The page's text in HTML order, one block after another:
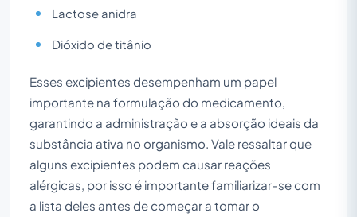
Lactose anidra
Dióxido de titânio
Esses excipientes desempenham um papel
importante na formulação do medicamento,
garantindo a administração e a absorção ideais da
substância ativa no organismo. Vale ressaltar que
alguns excipientes podem causar reações
alérgicas, por isso é importante familiarizar-se com
a lista deles antes de começar a tomar o